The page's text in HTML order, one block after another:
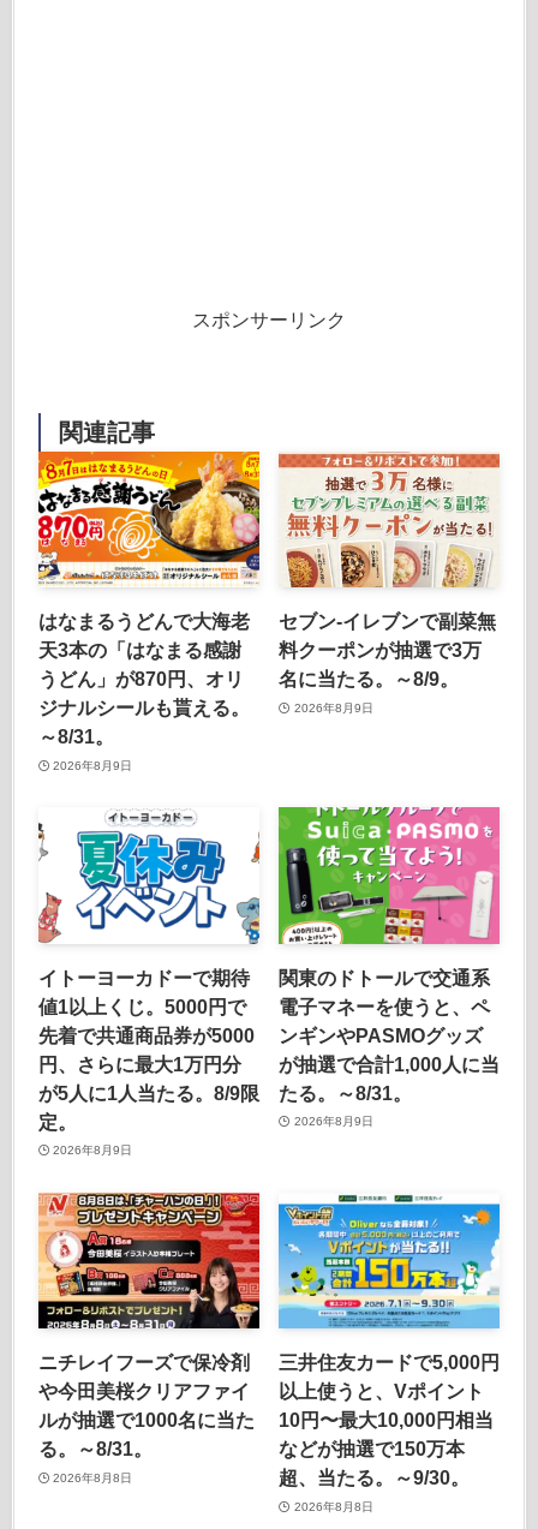
スポンサーリンク
関連記事
はなまるうどんで大海老
天3本の「はなまる感謝
うどん」が870円、オリ
ジナルシールも貰える。
～8/31。
2026年8月9日
セブン‐イレブンで副菜無
料クーポンが抽選で3万
名に当たる。～8/9。
2026年8月9日
イトーヨーカドーで期待
値1以上くじ。5000円で
先着で共通商品券が5000
円、さらに最大1万円分
が5人に1人当たる。8/9限
定。
2026年8月9日
関東のドトールで交通系
電子マネーを使うと、ペ
ンギンやPASMOグッズ
が抽選で合計1,000人に当
たる。～8/31。
2026年8月9日
ニチレイフーズで保冷剤
や今田美桜クリアファイ
ルが抽選で1000名に当た
る。～8/31。
2026年8月8日
三井住友カードで5,000円
以上使うと、Vポイント
10円〜最大10,000円相当
などが抽選で150万本
超、当たる。～9/30。
2026年8月8日